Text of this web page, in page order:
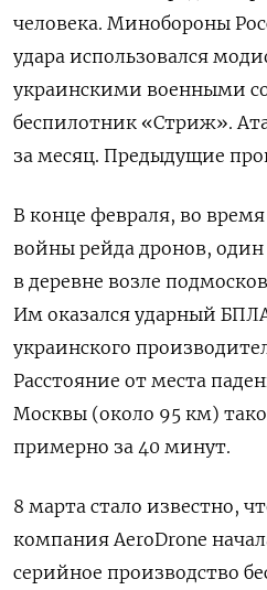
человека. Минобороны
удара использовался
украинскими военными
беспилотник «Стриж».
за месяц. Предыдущие
В конце февраля, во
войны рейда дронов, один
в деревне возле
Им оказался ударный
украинского
Расстояние от места
Москвы (около 95 км)
примерно за 40 минут.
8 марта стало известно,
компания AeroDrone
серийное производство